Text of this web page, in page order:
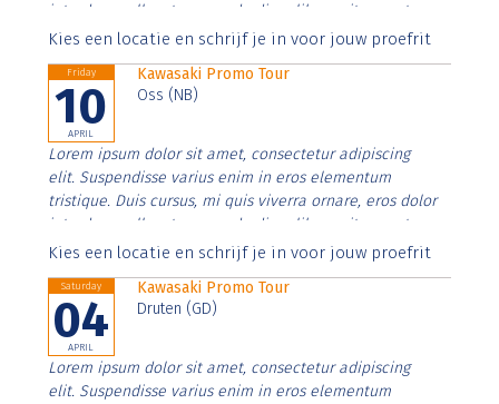
interdum nulla, ut commodo diam libero vitae erat.
Aenean faucibus nibh et justo cursus id rutrum lorem
Kies een locatie en schrijf je in voor jouw proefrit
Friday
10
APRIL
Kawasaki Promo Tour
Oss (NB)
Lorem ipsum dolor sit amet, consectetur adipiscing
elit. Suspendisse varius enim in eros elementum
tristique. Duis cursus, mi quis viverra ornare, eros dolor
interdum nulla, ut commodo diam libero vitae erat.
Aenean faucibus nibh et justo cursus id rutrum lorem
Kies een locatie en schrijf je in voor jouw proefrit
Saturday
04
APRIL
Kawasaki Promo Tour
Druten (GD)
Lorem ipsum dolor sit amet, consectetur adipiscing
elit. Suspendisse varius enim in eros elementum